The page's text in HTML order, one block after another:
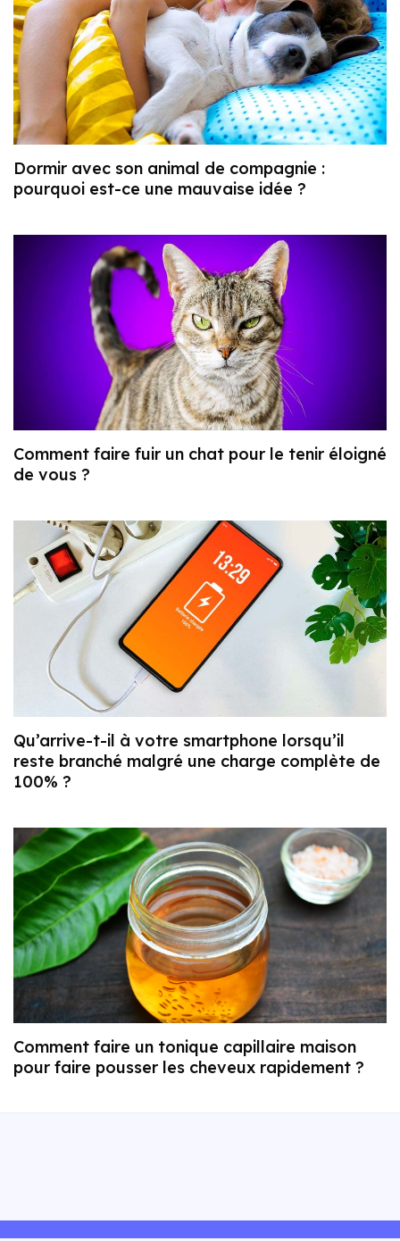
Dormir avec son animal de compagnie :
pourquoi est-ce une mauvaise idée ?
Comment faire fuir un chat pour le tenir éloigné
de vous ?
Qu’arrive-t-il à votre smartphone lorsqu’il
reste branché malgré une charge complète de
100% ?
Comment faire un tonique capillaire maison
pour faire pousser les cheveux rapidement ?